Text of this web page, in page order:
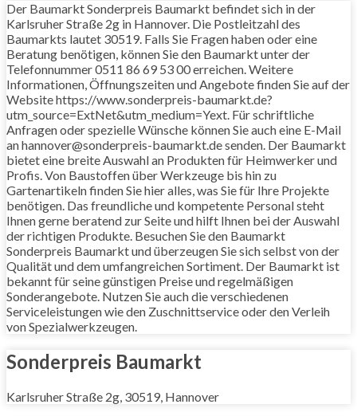
Der Baumarkt Sonderpreis Baumarkt befindet sich in der
Karlsruher Straße 2g in Hannover. Die Postleitzahl des
Baumarkts lautet 30519. Falls Sie Fragen haben oder eine
Beratung benötigen, können Sie den Baumarkt unter der
Telefonnummer 0511 86 69 53 00 erreichen. Weitere
Informationen, Öffnungszeiten und Angebote finden Sie auf der
Website https://www.sonderpreis-baumarkt.de?
utm_source=ExtNet&utm_medium=Yext. Für schriftliche
Anfragen oder spezielle Wünsche können Sie auch eine E-Mail
an hannover@sonderpreis-baumarkt.de senden. Der Baumarkt
bietet eine breite Auswahl an Produkten für Heimwerker und
Profis. Von Baustoffen über Werkzeuge bis hin zu
Gartenartikeln finden Sie hier alles, was Sie für Ihre Projekte
benötigen. Das freundliche und kompetente Personal steht
Ihnen gerne beratend zur Seite und hilft Ihnen bei der Auswahl
der richtigen Produkte. Besuchen Sie den Baumarkt
Sonderpreis Baumarkt und überzeugen Sie sich selbst von der
Qualität und dem umfangreichen Sortiment. Der Baumarkt ist
bekannt für seine günstigen Preise und regelmäßigen
Sonderangebote. Nutzen Sie auch die verschiedenen
Serviceleistungen wie den Zuschnittservice oder den Verleih
von Spezialwerkzeugen.
Sonderpreis Baumarkt
Karlsruher Straße 2g, 30519, Hannover